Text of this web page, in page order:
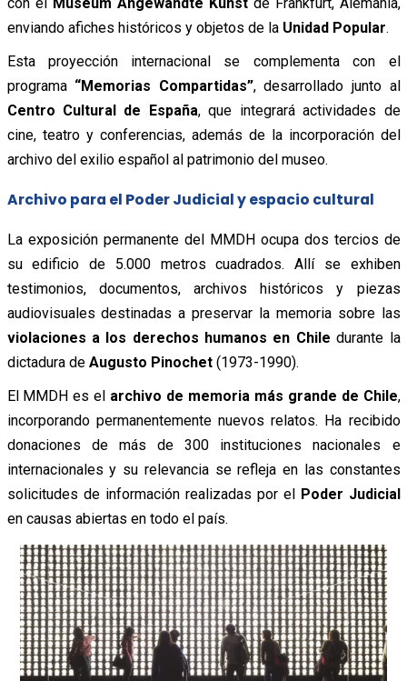
con el
Museum Angewandte Kunstde Frankfurt, Alemania,
enviando afiches históricos y objetos de la Unidad Popular.
Esta proyección internacional se complementa con el
programa “Memorias Compartidas”, desarrollado junto al
Centro Cultural de España, que integrará actividades de
cine, teatro y conferencias, además de la incorporación del
archivo del exilio español al patrimonio del museo.
Archivo para el Poder Judicial y espacio cultural
La exposición permanente del MMDH ocupa dos tercios de
su edificio de 5.000 metros cuadrados. Allí se exhiben
testimonios, documentos, archivos históricos y piezas
audiovisuales destinadas a preservar la memoria sobre las
violaciones a los derechos humanos en Chile durante la
dictadura de Augusto Pinochet(1973-1990).
El MMDH es el archivo de memoria más grande de Chile,
incorporando permanentemente nuevos relatos. Ha recibido
donaciones de más de 300 instituciones nacionales e
internacionales y su relevancia se refleja en las constantes
solicitudes de información realizadas por el
Poder Judicial
en causas abiertas en todo el país.